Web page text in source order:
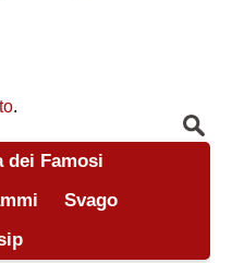
.
dei Famosi
Svago